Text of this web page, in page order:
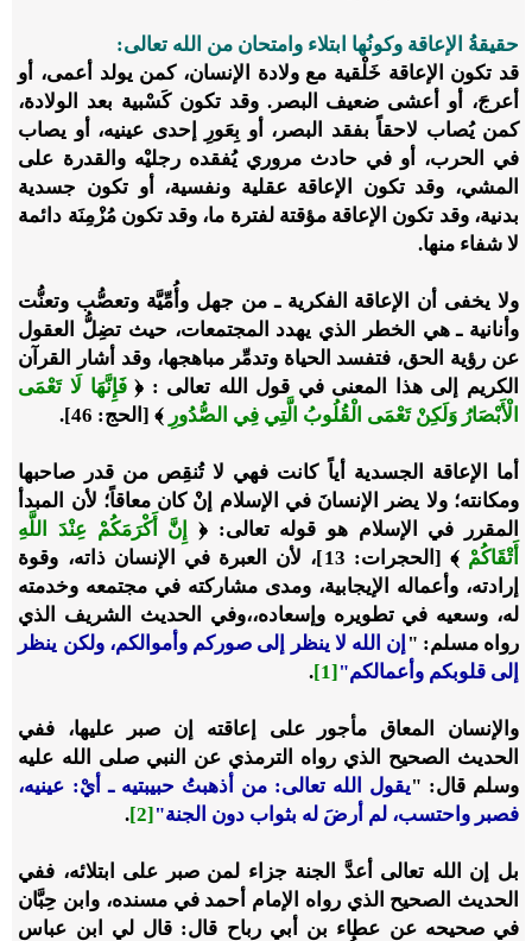
حقيقةُ الإعاقة وكونُها ابتلاء وامتحان من الله تعالى:
قد تكون الإعاقة خَلْقية مع ولادة الإنسان، كمن يولد أعمى، أو
أعرجَ، أو أعشى ضعيف البصر. وقد تكون كَسْبية بعد الولادة،
كمن يُصاب لاحقاً بفقد البصر، أو بِعَورِ إحدى عينيه، أو يصاب
في الحرب، أو في حادث مروري يُفقده رجليْه والقدرة على
المشي، وقد تكون الإعاقة عقلية ونفسية، أو تكون جسدية
بدنية، وقد تكون الإعاقة مؤقتة لفترة ما، وقد تكون مُزْمِنَة دائمة
لا شفاء منها.
ولا يخفى أن الإعاقة الفكرية ـ من جهل وأُمِّيَّة وتعصُّب وتعنُّت
وأنانية ـ هي الخطر الذي يهدد المجتمعات، حيث تضِلُّ العقول
عن رؤية الحق، فتفسد الحياة وتدمِّر مباهجها، وقد أشار القرآن
الكريم إلى هذا المعنى في قول الله تعالى : ﴿فَإِنَّهَا لَا تَعْمَى
الْأَبْصَارُ وَلَكِنْ تَعْمَى الْقُلُوبُ الَّتِي فِي الصُّدُورِ ﴾ [الحج: 46].
أما الإعاقة الجسدية أياً كانت فهي لا تُنقِص من قدر صاحبها
ومكانته؛ ولا يضر الإنسانَ في الإسلام إنْ كان معاقاً؛ لأن المبدأ
المقرر في الإسلام هو قوله تعالى: ﴿ إِنَّ أَكْرَمَكُمْ عِنْدَ اللَّهِ
أَتْقَاكُمْ
﴾ [الحجرات: 13]، لأن العبرة في الإنسان ذاته، وقوة
إرادته، وأعماله الإيجابية، ومدى مشاركته في مجتمعه وخدمته
له، وسعيه في تطويره وإسعاده،،وفي الحديث الشريف الذي
رواه مسلم: " إن الله لا ينظر إلى صوركم وأموالكم، ولكن ينظر
إلى قلوبكم وأعمالكم"[1]
.
والإنسان المعاق مأجور على إعاقته إن صبر عليها، ففي
الحديث الصحيح الذي رواه الترمذي عن النبي صلى الله عليه
وسلم قال: "يقول الله تعالى: من أذهبتُ حبيبتيه ـ أيْ: عينيه،
فصبر واحتسب، لم أرضَ له بثواب دون الجنة"[2]
.
بل إن الله تعالى أعدَّ الجنة جزاء لمن صبر على ابتلائه، ففي
الحديث الصحيح الذي رواه الإمام أحمد في مسنده، وابن حِبَّان
في صحيحه عن عطاء بن أبي رباح قال: قال لي ابن عباس